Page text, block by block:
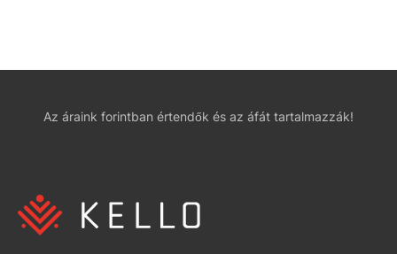
Az áraink forintban értendők és az áfát tartalmazzák!